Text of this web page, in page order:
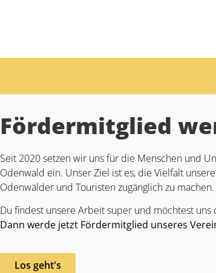
Fördermitglied
Seit 2020 setzen wir uns für die Menschen und
Odenwald ein. Unser Ziel ist es, die Vielfalt
Odenwälder und Touristen zugänglich zu machen.
Du findest unsere Arbeit super und möchtest uns
Dann werde jetzt Fördermitglied unseres
Los geht's